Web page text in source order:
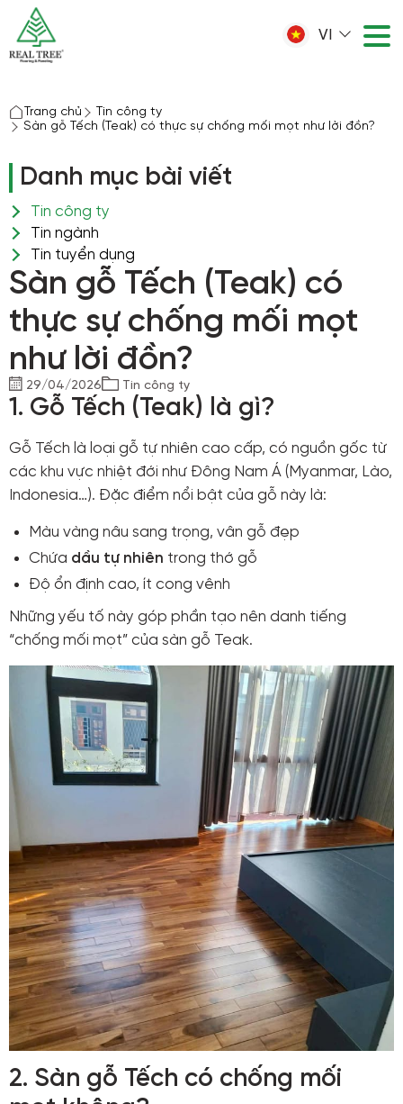
VI
Trang chủ
Tin công ty
Sàn gỗ Tếch (Teak) có thực sự chống mối mọt như lời đồn?
Sàn gỗ Tếch (Teak) có
thực sự chống mối mọt
như lời đồn?
29/04/2026 Tin công ty
1. Gỗ Tếch (Teak) là gì?
Gỗ Tếch là loại gỗ tự nhiên cao cấp, có nguồn gốc từ
các khu vực nhiệt đới như Đông Nam Á (Myanmar, Lào,
Indonesia…). Đặc điểm nổi bật của gỗ này là:
Màu vàng nâu sang trọng, vân gỗ đẹp
Chứa dầu tự nhiên trong thớ gỗ
Độ ổn định cao, ít cong vênh
Những yếu tố này góp phần tạo nên danh tiếng
“chống mối mọt” của sàn gỗ Teak.
2. Sàn gỗ Tếch có chống mối
Danh mục bài viết
Tin công ty
Tin ngành
Tin tuyển dụng